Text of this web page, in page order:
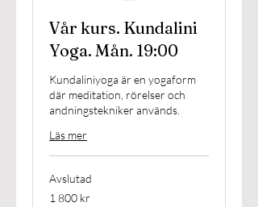
Vår kurs. Kundalini
Yoga. Mån. 19:00
Kundaliniyoga är en yogaform
där meditation, rörelser och
andningstekniker används.
Läs mer
Avslutad
1 800
svenska
1 800 kr